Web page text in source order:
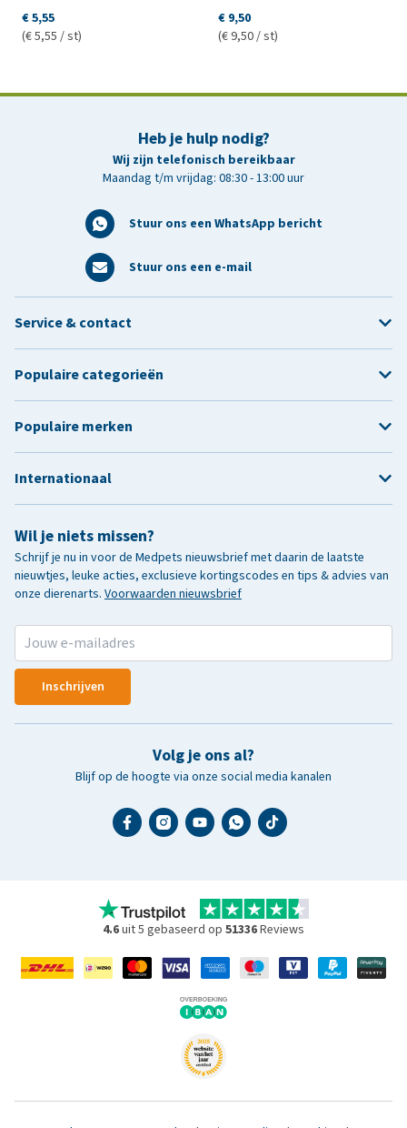
€ 5,55
(€ 5,55 / st)
€ 9,50
(€ 9,50 / st)
Heb je hulp nodig?
Wij zijn telefonisch bereikbaar
Maandag t/m vrijdag: 08:30 - 13:00 uur
Stuur ons een WhatsApp bericht
Stuur ons een e-mail
Wil je niets missen?
Schrijf je nu in voor de Medpets nieuwsbrief met daarin de laatste
nieuwtjes, leuke acties, exclusieve kortingscodes en tips & advies van
onze dierenarts. Voorwaarden nieuwsbrief
Inschrijven
Volg je ons al?
Blijf op de hoogte via onze social media kanalen
Service & contact
Populaire categorieën
Populaire merken
Internationaal
4.6uit 5 gebaseerd op 51336Reviews